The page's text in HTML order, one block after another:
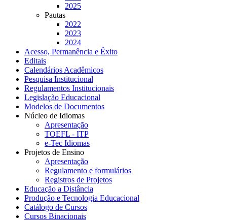
2025
Pautas
2022
2023
2024
Acesso, Permanência e Êxito
Editais
Calendários Acadêmicos
Pesquisa Institucional
Regulamentos Institucionais
Legislação Educacional
Modelos de Documentos
Núcleo de Idiomas
Apresentação
TOEFL - ITP
e-Tec Idiomas
Projetos de Ensino
Apresentação
Regulamento e formulários
Registros de Projetos
Educação a Distância
Produção e Tecnologia Educacional
Catálogo de Cursos
Cursos Binacionais